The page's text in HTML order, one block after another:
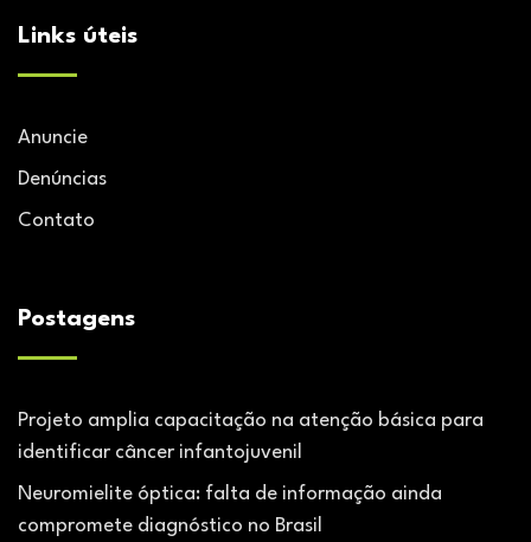
Links úteis
Anuncie
Denúncias
Contato
Postagens
Projeto amplia capacitação na atenção básica para
identificar câncer infantojuvenil
Neuromielite óptica: falta de informação ainda
compromete diagnóstico no Brasil